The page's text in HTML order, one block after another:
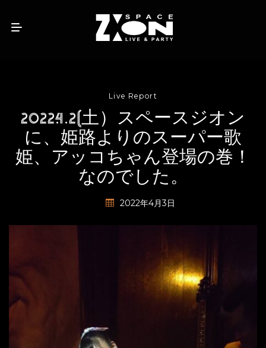
Live Report
2022.4.2(土）スペースジオン
に、姫路よりのスーパー歌
姫、アッコちゃん登場の巻！
なのでした。
2022年4月3日